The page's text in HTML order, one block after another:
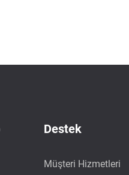
Destek
Müşteri Hizmetleri